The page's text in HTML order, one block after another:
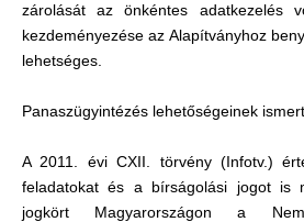
zárolását az önkéntes adatkezelés
kezdeményezése az Alapítványhoz
lehetséges.
Panaszügyintézés lehetőségeinek
A 2011. évi CXII. törvény (Infotv.)
feladatokat és a bírságolási jogot is
jogkört Magyarországon a